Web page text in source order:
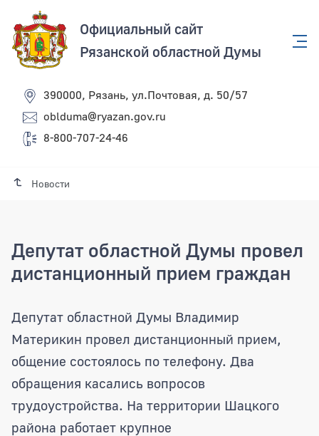
Официальный сайт
Рязанской областной Думы
390000, Рязань, ул.Почтовая, д. 50/57
oblduma@ryazan.gov.ru
8-800-707-24-46
Новости
Депутат областной Думы провел
дистанционный прием граждан
Депутат областной Думы провел
Депутат областной Думы Владимир
Материкин провел дистанционный прием,
общение состоялось по телефону. Два
обращения касались вопросов
трудоустройства. На территории Шацкого
района работает крупное